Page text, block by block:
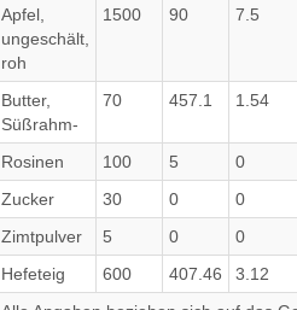
Apfel,
ungeschält,
roh
1500 90 7.5
Butter,
Süßrahm-
70 457.1 1.54
Rosinen 100 5 0
Zucker
30 0 0
Zimtpulver
5 0 0
Hefeteig
600 407.46 3.12